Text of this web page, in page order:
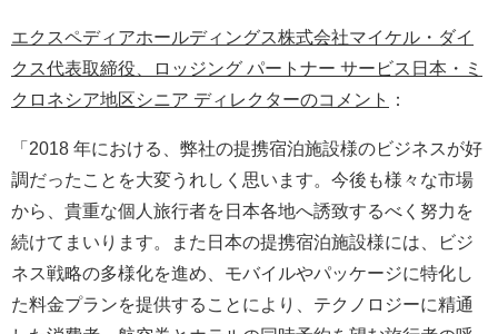
エクスペディアホールディングス株式会社マイケル・ダイ
クス代表取締役、ロッジング パートナー サービス日本・ミ
クロネシア地区シニア ディレクターのコメント
：
「2018 年における、弊社の提携宿泊施設様のビジネスが好
調だったことを大変うれしく思います。今後も様々な市場
から、貴重な個人旅行者を日本各地へ誘致するべく努力を
続けてまいります。また日本の提携宿泊施設様には、ビジ
ネス戦略の多様化を進め、モバイルやパッケージに特化し
た料金プランを提供することにより、テクノロジーに精通